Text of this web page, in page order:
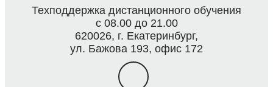
Техподдержка дистанционного обучения
с 08.00 до 21.00
620026, г. Екатеринбург,
ул. Бажова 193, офис 172